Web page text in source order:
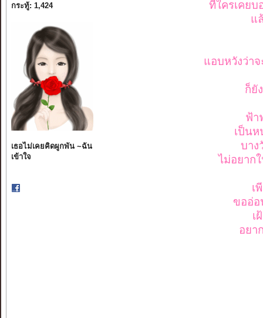
กระทู้: 1,424
เธอไม่เคยคิดผูกพัน ~ฉัน
เข้าใจ
ที่ใครเคยบ
แ
แอบหวังว่า
ก็ยั
ฟ้า
เป็นห
บาง
ไม่อยาก
เ
ขออ่อ
เ
อยา